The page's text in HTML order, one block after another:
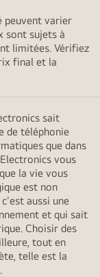
peuvent varier
sont sujets à
limitées. Vérifiez
final et la
sait
de téléphonie
que dans
vous
la vie vous
est non
aussi une
et qui sait
Choisir des
tout en
telle est la